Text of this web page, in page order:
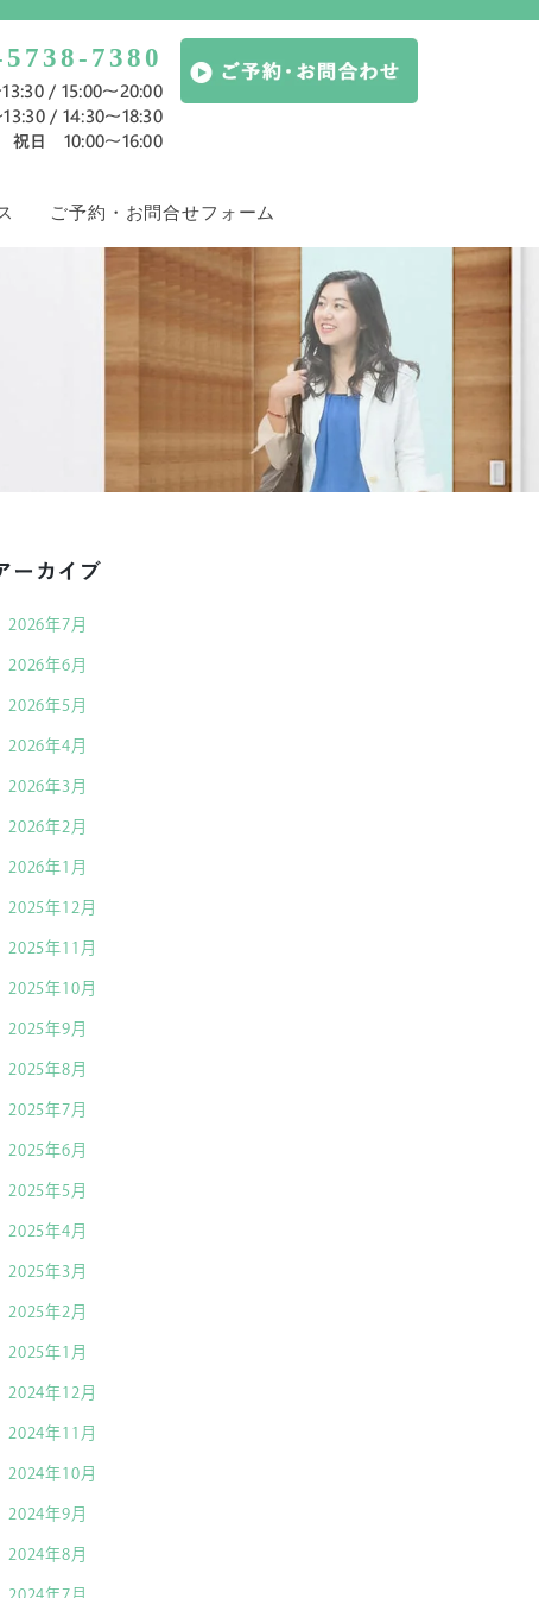
7380
/ 15:00～20:00
/ 14:30～18:30
祝日 10:00〜16:00
ご予約・お問合せフォーム
ーカイブ
2026年7月
2026年6月
2026年5月
2026年4月
2026年3月
2026年2月
2026年1月
2025年12月
2025年11月
2025年10月
2025年9月
2025年8月
2025年7月
2025年6月
2025年5月
2025年4月
2025年3月
2025年2月
2025年1月
2024年12月
2024年11月
2024年10月
2024年9月
2024年8月
2024年7月